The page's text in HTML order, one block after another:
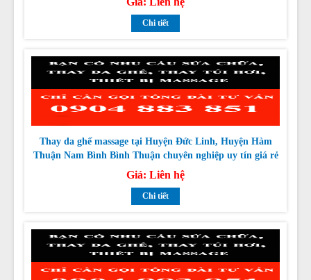
nhất
Giá:Liên hệ
Chi tiết